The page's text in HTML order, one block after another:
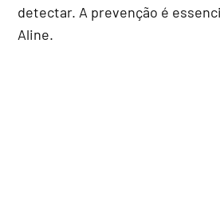
detectar. A prevenção é
Aline.